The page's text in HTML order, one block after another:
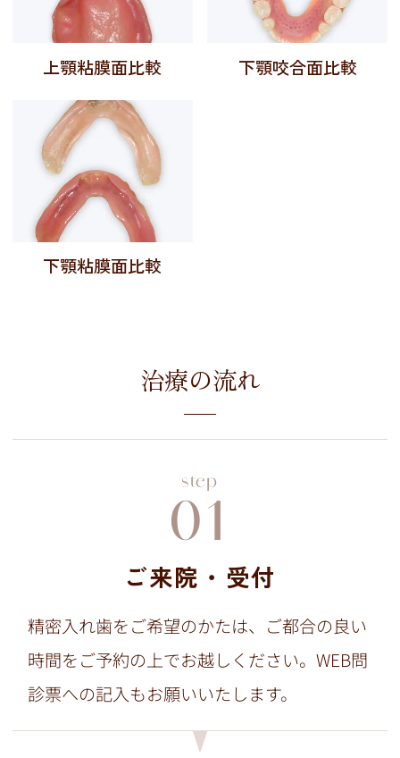
上顎粘膜面比較 下顎咬合面比較
下顎粘膜面比較
治療の流れ
step
01
ご来院・受付
精密入れ歯をご希望のかたは、ご都合の良い
時間をご予約の上でお越しください。WEB問
診票への記入もお願いいたします。